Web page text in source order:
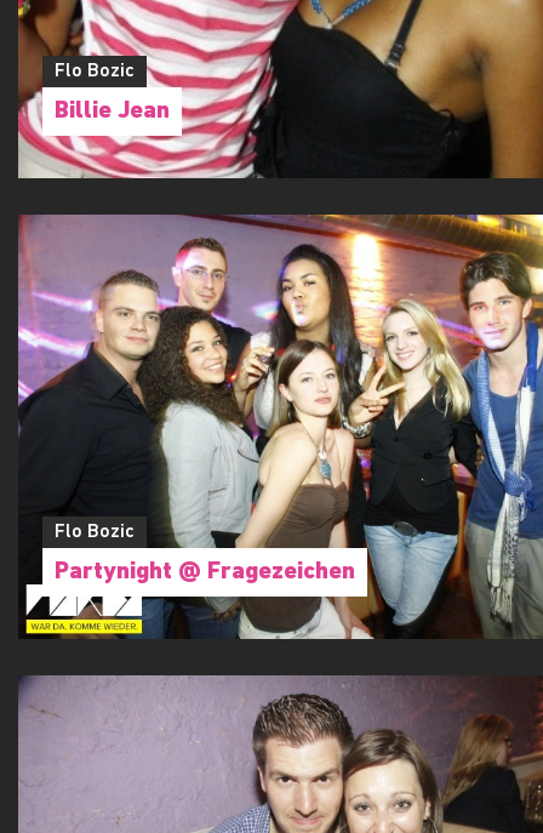
Flo Bozic
Billie Jean
Flo Bozic
Partynight @ Fragezeichen